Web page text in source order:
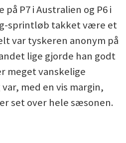
P7 i Australien og P6 i
sprintløb takket være et
var tyskeren anonym på
lige gjorde han godt
meget vanskelige
med en vis margin,
set over hele sæsonen.